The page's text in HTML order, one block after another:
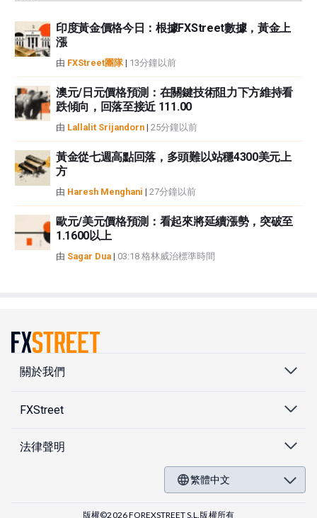
印度黃金價格今日：根據FXStreet數據，黃金上
漲
由 FXStreet團隊| 13分鐘以前
澳元/日元價格預測：在關鍵技術阻力下方維持看
跌傾向，回落至接近 111.00
由 Lallalit Srijandorn | 25分鐘以前
黃金從七週高點回落，多頭難以站穩4300美元上
方
由 Haresh Menghani | 27分鐘以前
歐元/美元價格預測：看起來將延續漲勢，突破至
1.1600以上
由 Sagar Dua | 03:18 格林威治標準時間
關於我們
FXStreet
法律聲明
繁體中文
版權©2026 FOREXSTREET S.L.版權所有